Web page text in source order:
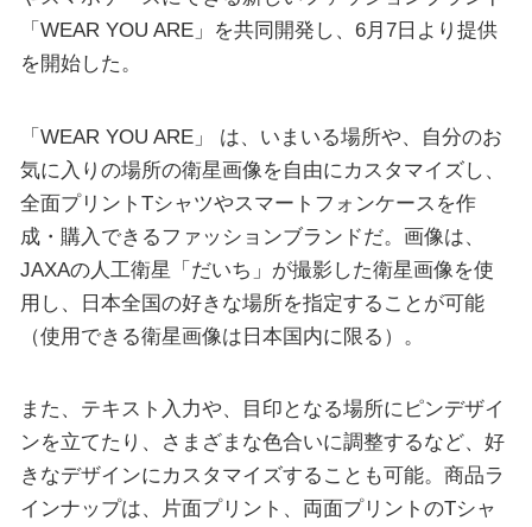
「WEAR YOU ARE」を共同開発し、6月7日より提供
を開始した。
「WEAR YOU ARE」 は、いまいる場所や、自分のお
気に入りの場所の衛星画像を自由にカスタマイズし、
全面プリントTシャツやスマートフォンケースを作
成・購入できるファッションブランドだ。画像は、
JAXAの人工衛星「だいち」が撮影した衛星画像を使
用し、日本全国の好きな場所を指定することが可能
（使用できる衛星画像は日本国内に限る）。
また、テキスト入力や、目印となる場所にピンデザイ
ンを立てたり、さまざまな色合いに調整するなど、好
きなデザインにカスタマイズすることも可能。商品ラ
インナップは、片面プリント、両面プリントのTシャ